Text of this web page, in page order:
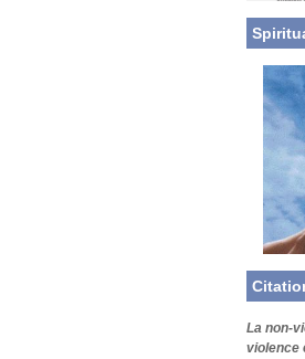
La non-
violence